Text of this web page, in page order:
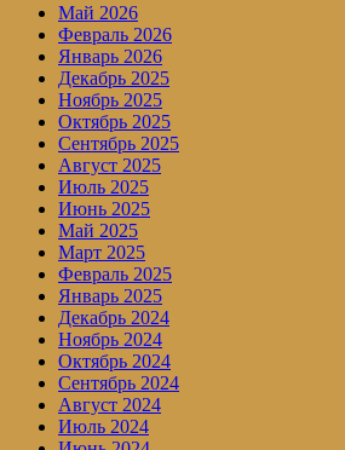
Май 2026
Февраль 2026
Январь 2026
Декабрь 2025
Ноябрь 2025
Октябрь 2025
Сентябрь 2025
Август 2025
Июль 2025
Июнь 2025
Май 2025
Март 2025
Февраль 2025
Январь 2025
Декабрь 2024
Ноябрь 2024
Октябрь 2024
Сентябрь 2024
Август 2024
Июль 2024